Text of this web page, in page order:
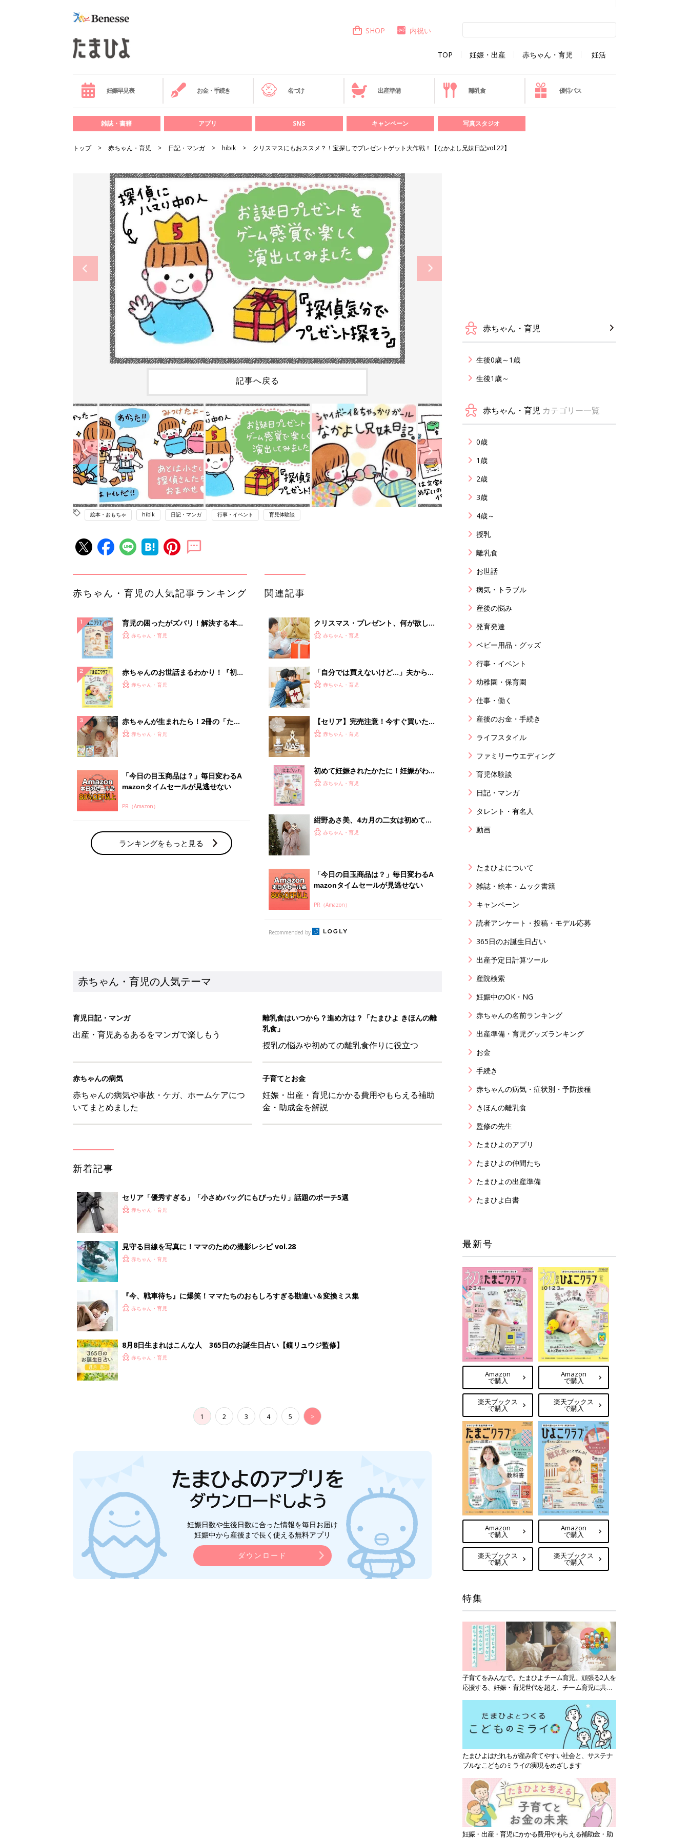
TOP 妊娠・出産 赤ちゃん・育児 妊活
SHOP 内祝い
妊娠早見表 お金・手続き 名づけ 出産準備 離乳食 優待パス
雑誌・書籍 アプリ SNS キャンペーン 写真スタジオ
トップ 赤ちゃん・育児 日記・マンガ hibik クリスマスにもおススメ？！宝探しでプレゼントゲット大作戦！【なかよし兄妹日記vol.22】
記事へ戻る
絵本・おもちゃ hibik 日記・マンガ 行事・イベント 育児体験談
赤ちゃん・育児の人気記事ランキング
育児の困ったがズバリ！解決する本
『ひよこクラブ 秋号』 4カ月～2才
赤ちゃん・育児
赤ちゃんのお世話まるわかり！『初め
てのひよこクラブ 夏号』〈巻頭大特
赤ちゃん・育児
赤ちゃんが生まれたら！2冊の「たま
ひよ」
赤ちゃん・育児
「今日の目玉商品は？」毎日変わるA
mazonタイムセールが見逃せない
PR（Amazon）
ランキングをもっと見る
関連記事
クリスマス・プレゼント、何が欲しい
か子どもに聞く？
赤ちゃん・育児
「自分では買えないけど…」夫からプ
レゼントされたいものとは？
赤ちゃん・育児
【セリア】完売注意！今すぐ買いたい
クリスマスグッズ5選
赤ちゃん・育児
初めて妊娠されたかたに！妊娠がわか
ったら最初に読む本『初めてのたまご
赤ちゃん・育児
紺野あさ美、4カ月の二女は初めての
クリスマス！4人の子どもたちへのプ
赤ちゃん・育児
「今日の目玉商品は？」毎日変わるA
mazonタイムセールが見逃せない
PR（Amazon）
Recommended by
赤ちゃん・育児の人気テーマ
育児日記・マンガ
出産・育児あるあるをマンガで楽しもう
離乳食はいつから？進め方は？「たまひよ きほんの離
乳食」
授乳の悩みや初めての離乳食作りに役立つ
赤ちゃんの病気
赤ちゃんの病気や事故・ケガ、ホームケアにつ
いてまとめました
子育てとお金
妊娠・出産・育児にかかる費用やもらえる補助
金・助成金を解説
新着記事
セリア「優秀すぎる」「小さめバッグにもぴったり」話題のポーチ5選
赤ちゃん・育児
見守る目線を写真に！ママのための撮影レシピ vol.28
赤ちゃん・育児
『今、戦車待ち』に爆笑！ママたちのおもしろすぎる勘違い＆変換ミス集
赤ちゃん・育児
8月8日生まれはこんな人 365日のお誕生日占い【鏡リュウジ監修】
赤ちゃん・育児
1 2 3 4 5 >
妊娠日数や生後日数に合った情報を毎日お届け
妊娠中から産後まで長く使える無料アプリ
ダウンロード
赤ちゃん・育児
生後0歳～1歳
生後1歳～
赤ちゃん・育児 カテゴリー一覧
0歳
1歳
2歳
3歳
4歳～
授乳
離乳食
お世話
病気・トラブル
産後の悩み
発育発達
ベビー用品・グッズ
行事・イベント
幼稚園・保育園
仕事・働く
産後のお金・手続き
ライフスタイル
ファミリーウエディング
育児体験談
日記・マンガ
タレント・有名人
動画
たまひよについて
雑誌・絵本・ムック書籍
キャンペーン
読者アンケート・投稿・モデル応募
365日のお誕生日占い
出産予定日計算ツール
産院検索
妊娠中のOK・NG
赤ちゃんの名前ランキング
出産準備・育児グッズランキング
お金
手続き
赤ちゃんの病気・症状別・予防接種
きほんの離乳食
監修の先生
たまひよのアプリ
たまひよの仲間たち
たまひよの出産準備
たまひよ白書
最新号
Amazon
で購入
楽天ブックス
で購入
Amazon
で購入
楽天ブックス
で購入
Amazon
で購入
楽天ブックス
で購入
Amazon
で購入
楽天ブックス
で購入
特集
子育てをみんなで。たまひよチーム育児。頑張る2人を
応援する、妊娠・育児世代を超え、チーム育児に共感
たまひよはだれもが産み育てやすい社会と、サステナ
ブルなこどものミライの実現をめざします
妊娠・出産・育児にかかる費用やもらえる補助金・助